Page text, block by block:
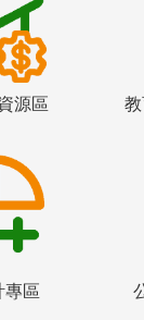
源區
專區